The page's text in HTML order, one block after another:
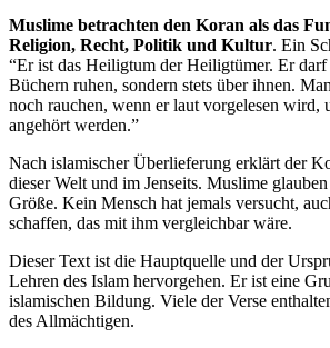
Muslime betrachten den Koran als das
Religion, Recht, Politik und Kultur. Ein
“Er ist das Heiligtum der Heiligtümer. Er darf
Büchern ruhen, sondern stets über ihnen.
noch rauchen, wenn er laut vorgelesen wird,
angehört werden.”
Nach islamischer Überlieferung erklärt der
dieser Welt und im Jenseits. Muslime
Größe. Kein Mensch hat jemals versucht,
schaffen, das mit ihm vergleichbar wäre.
Dieser Text ist die Hauptquelle und der
Lehren des Islam hervorgehen. Er ist eine
islamischen Bildung. Viele der Verse
des Allmächtigen.